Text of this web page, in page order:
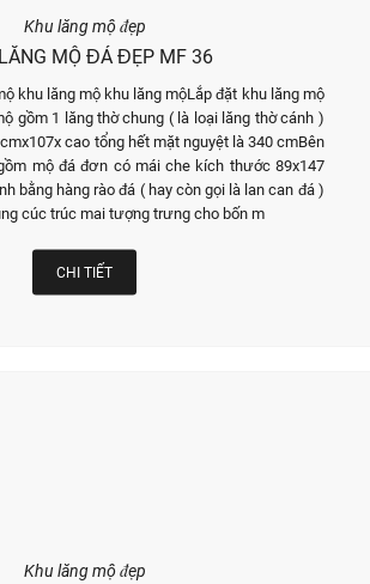
Khu lăng mộ đẹp
MỘ ĐÁ ĐẸP MF 36
khu lăng mộ khu lăng mộLắp đặt khu lăng mộ
gồm 1 lăng thờ chung ( là loại lăng thờ cánh )
cao tổng hết mặt nguyệt là 340 cmBên
mộ đá đơn có mái che kích thước 89x147
bằng hàng rào đá ( hay còn gọi là lan can đá )
cúc trúc mai tượng trưng cho bốn m
CHI TIẾT
Khu lăng mộ đẹp